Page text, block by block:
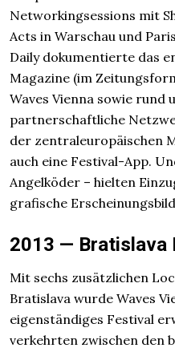
Networkingsessions mit
Acts in Warschau und
Daily dokumentierte das
Magazine (im
Waves Vienna sowie rund
partnerschaftliche
der zentraleuropäischen
auch eine Festival-App.
Angelköder – hielten
grafische
2013 — Bratislava
Mit sechs zusätzlichen
Bratislava wurde Waves
eigenständiges Festival
verkehrten zwischen den